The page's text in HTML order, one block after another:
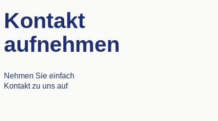
Kontakt
aufnehmen
Nehmen Sie einfach
Kontakt zu uns auf